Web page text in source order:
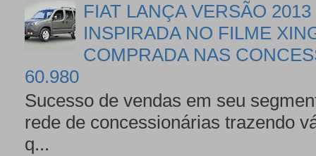
FIAT LANÇA VERSÃO
INSPIRADA NO FILME
COMPRADA NAS
60.980
Sucesso de vendas em seu
rede de concessionárias trazendo
q...